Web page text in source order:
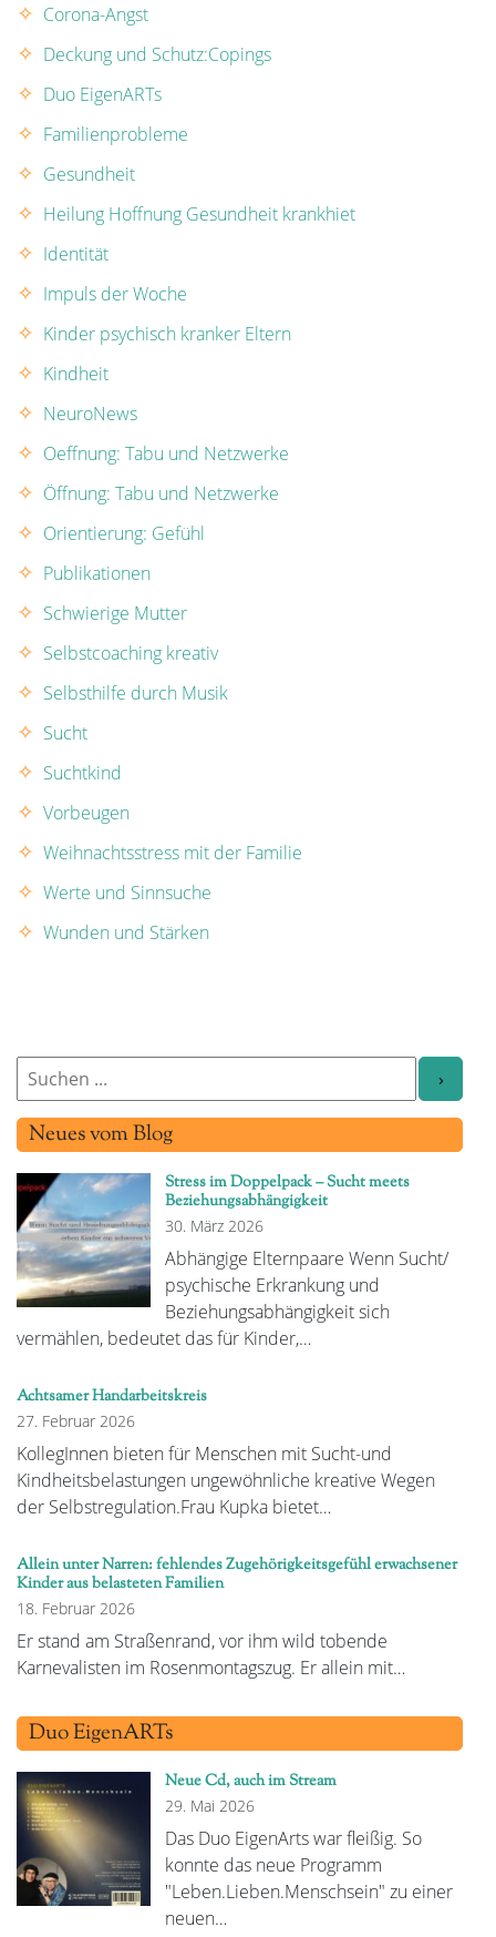
Corona-Angst
Deckung und Schutz:Copings
Duo EigenARTs
Familienprobleme
Gesundheit
Heilung Hoffnung Gesundheit krankhiet
Identität
Impuls der Woche
Kinder psychisch kranker Eltern
Kindheit
NeuroNews
Oeffnung: Tabu und Netzwerke
Öffnung: Tabu und Netzwerke
Orientierung: Gefühl
Publikationen
Schwierige Mutter
Selbstcoaching kreativ
Selbsthilfe durch Musik
Sucht
Suchtkind
Vorbeugen
Weihnachtsstress mit der Familie
Werte und Sinnsuche
Wunden und Stärken
Neues vom Blog
Stress im Doppelpack – Sucht meets
Beziehungsabhängigkeit
30. März 2026
Abhängige Elternpaare Wenn Sucht/
psychische Erkrankung und
Beziehungsabhängigkeit sich
vermählen, bedeutet das für Kinder,…
Achtsamer Handarbeitskreis
27. Februar 2026
KollegInnen bieten für Menschen mit Sucht-und
Kindheitsbelastungen ungewöhnliche kreative Wegen
der Selbstregulation.Frau Kupka bietet…
Allein unter Narren: fehlendes Zugehörigkeitsgefühl erwachsener
Kinder aus belasteten Familien
18. Februar 2026
Er stand am Straßenrand, vor ihm wild tobende
Karnevalisten im Rosenmontagszug. Er allein mit…
Duo EigenARTs
Neue Cd, auch im Stream
29. Mai 2026
Das Duo EigenArts war fleißig. So
konnte das neue Programm
"Leben.Lieben.Menschsein" zu einer
neuen…